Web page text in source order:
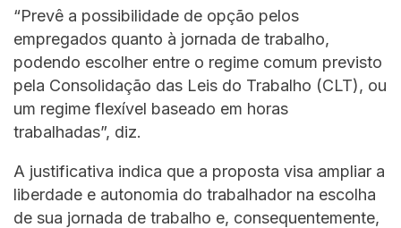
“Prevê a possibilidade de opção pelos
empregados quanto à jornada de trabalho,
podendo escolher entre o regime comum previsto
pela Consolidação das Leis do Trabalho (CLT), ou
um regime flexível baseado em horas
trabalhadas”, diz.
A justificativa indica que a proposta visa ampliar a
liberdade e autonomia do trabalhador na escolha
de sua jornada de trabalho e, consequentemente,